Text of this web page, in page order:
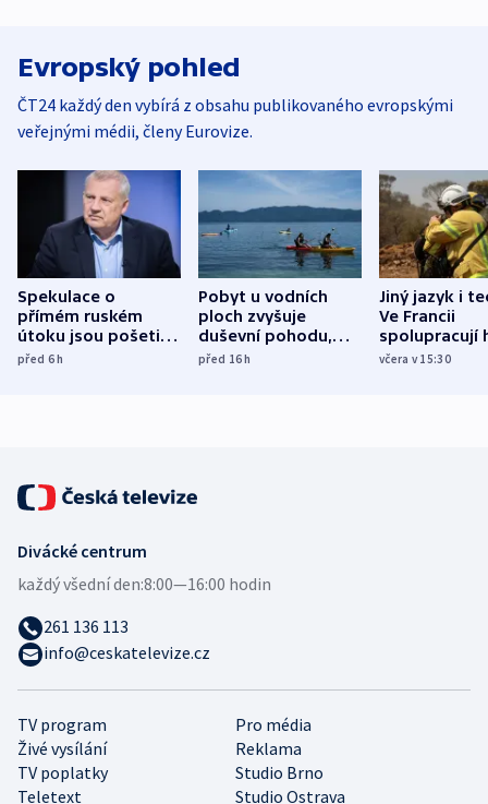
Evropský pohled
ČT24 každý den vybírá z obsahu publikovaného evropskými
veřejnými médii, členy Eurovize.
Spekulace o
přímém ruském
útoku jsou pošetilé,
míní estonský
před 6h
Pobyt u vodních
ploch zvyšuje
duševní pohodu,
ukázala
před 16h
Jiný jazyk i
Ve Francii
spolupracují
různých zemí
včera v 15:30
TV program
Pro média
Živé vysílání
Reklama
TV poplatky
Studio Brno
Teletext
Studio Ostrava
Divácké centrum
každý všední den:8:00—16:00 hodin
261 136 113
info@ceskatelevize.cz